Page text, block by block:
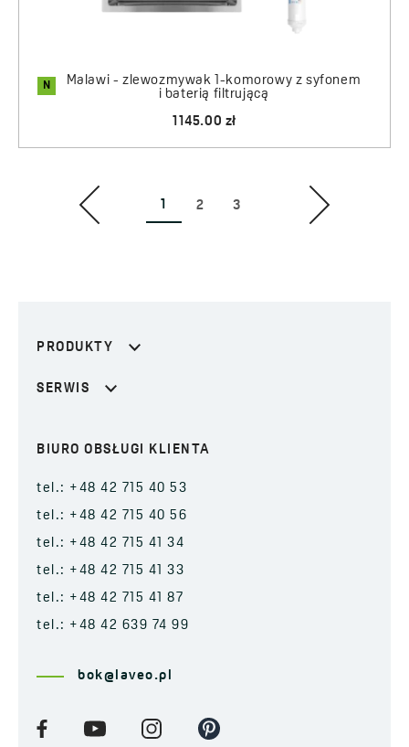
N
Malawi - zlewozmywak 1-komorowy z syfonem
i baterią filtrującą
1145.00 zł
1 2 3
PRODUKTY
SERWIS
BIURO OBSŁUGI KLIENTA
tel.: +48 42 715 40 53
tel.: +48 42 715 40 56
tel.: +48 42 715 41 34
tel.: +48 42 715 41 33
tel.: +48 42 715 41 87
tel.: +48 42 639 74 99
bok@laveo.pl